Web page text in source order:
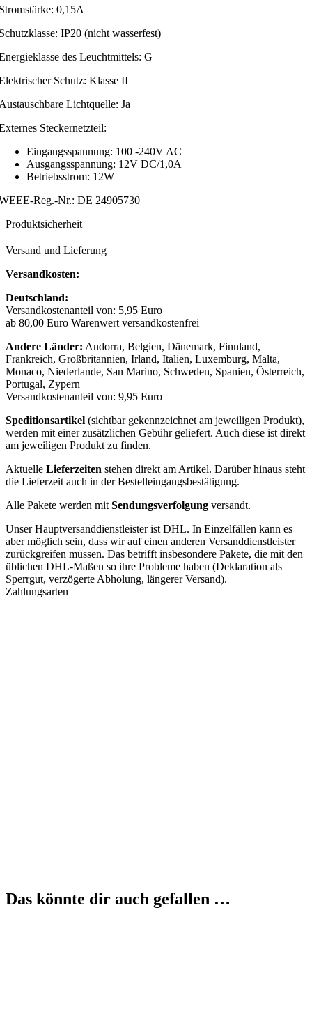
0,15A
IP20 (nicht wasserfest)
des Leuchtmittels: G
Schutz: Klasse II
Lichtquelle: Ja
Steckernetzteil:
Eingangsspannung: 100 -240V AC
Ausgangsspannung: 12V DC/1,0A
Betriebsstrom: 12W
Reg.-Nr.: DE 24905730
Produktsicherheit
Versand und Lieferung
Versandkosten:
Deutschland:
Versandkostenanteil von: 5,95 Euro
ab 80,00 Euro Warenwert versandkostenfrei
Andere Länder: Andorra, Belgien, Dänemark, Finnland,
Frankreich, Großbritannien, Irland, Italien, Luxemburg, Malta,
Monaco, Niederlande, San Marino, Schweden, Spanien, Österreich,
Portugal, Zypern
Versandkostenanteil von: 9,95 Euro
Speditionsartikel (sichtbar gekennzeichnet am jeweiligen Produkt),
werden mit einer zusätzlichen Gebühr geliefert. Auch diese ist direkt
am jeweiligen Produkt zu finden.
Aktuelle Lieferzeiten stehen direkt am Artikel. Darüber hinaus steht
die Lieferzeit auch in der Bestelleingangsbestätigung.
Alle Pakete werden mit Sendungsverfolgung versandt.
Unser Hauptversanddienstleister ist DHL. In Einzelfällen kann es
aber möglich sein, dass wir auf einen anderen Versanddienstleister
zurückgreifen müssen. Das betrifft insbesondere Pakete, die mit den
üblichen DHL-Maßen so ihre Probleme haben (Deklaration als
Sperrgut, verzögerte Abholung, längerer Versand).
Zahlungsarten
Das könnte dir auch gefallen …